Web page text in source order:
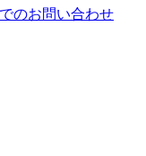
のお問い合わせ